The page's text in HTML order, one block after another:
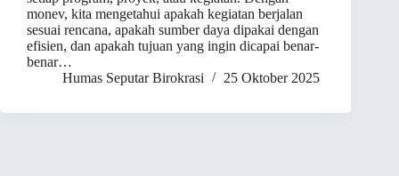
monev, kita mengetahui apakah kegiatan berjalan
sesuai rencana, apakah sumber daya dipakai dengan
efisien, dan apakah tujuan yang ingin dicapai benar-
benar…
Humas Seputar Birokrasi
25 Oktober 2025